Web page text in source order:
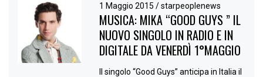
1 Maggio 2015/ starpeoplenews
MUSICA: MIKA “GOOD GUYS ” IL
NUOVO SINGOLO IN RADIO E IN
DIGITALE DA VENERDÌ 1°MAGGIO
Il singolo “Good Guys” anticipa in Italia il